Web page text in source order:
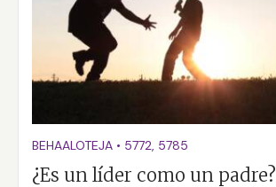
BEHAALOTEJA • 5772, 5785
¿Es un líder como un padre?